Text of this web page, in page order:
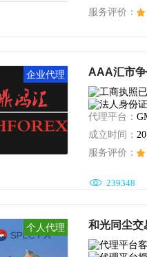
服务评价：
企业代理 AAA汇市
代理平台：
成立时间：
服务评价：
 239348
个人代理 和光同尘交